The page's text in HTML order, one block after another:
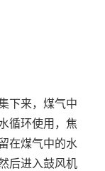
下来，煤气中
循环使用，焦
在煤气中的水
后进入鼓风机